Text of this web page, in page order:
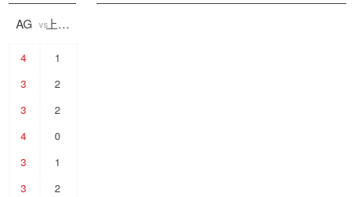
AG vs 上海EDG.M
4
1
3
2
3
2
4
0
3
1
3
2